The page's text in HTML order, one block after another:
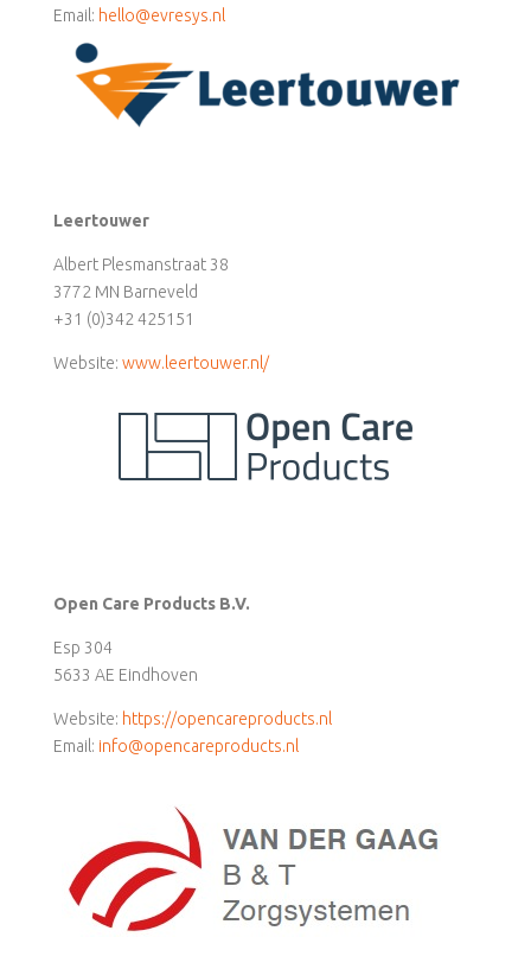
Email: hello@evresys.nl
Leertouwer
Albert Plesmanstraat 38
3772 MN Barneveld
+31 (0)342 425151
Website: www.leertouwer.nl/
Open Care Products B.V.
Esp 304
5633 AE Eindhoven
Website: https://opencareproducts.nl
Email: info@opencareproducts.nl